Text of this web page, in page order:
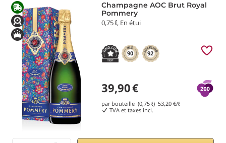
Champagne AOC Brut Royal
Pommery
0,75 ℓ, En étui
90 92
39,90€
par bouteille (0,75 ℓ) 53,20€/ℓ
TVA et taxes incl.